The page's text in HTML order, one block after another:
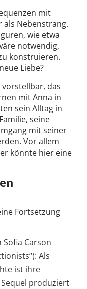
mit
als Nebenstrang.
wie etwa
notwendig,
konstruieren.
Liebe?
das
mit Anna in
sein Alltag in
seine
mit seiner
Vor allem
könnte hier eine
Fortsetzung
Sofia Carson
Als
ist ihre
Sequel produziert